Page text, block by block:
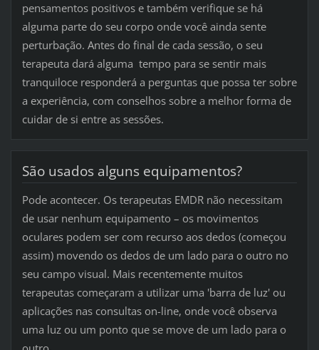
pensamentos positivos e também verifique se há
alguma parte do seu corpo onde você ainda sente
perturbação. Antes do final de cada sessão, o seu
terapeuta dará alguma tempo para se sentir mais
tranquiloce responderá a perguntas que possa ter sobre
a experiência, com conselhos sobre a melhor forma de
cuidar de si entre as sessões.
São usados alguns equipamentos?
Pode acontecer. Os terapeutas EMDR não necessitam
de usar nenhum equipamento – os movimentos
oculares podem ser com recurso aos dedos (começou
assim) movendo os dedos de um lado para o outro no
seu campo visual. Mais recentemente muitos
terapeutas começaram a utilizar uma 'barra de luz' ou
aplicações nas consultas on-line, onde você observa
uma luz ou um ponto que se move de um lado para o